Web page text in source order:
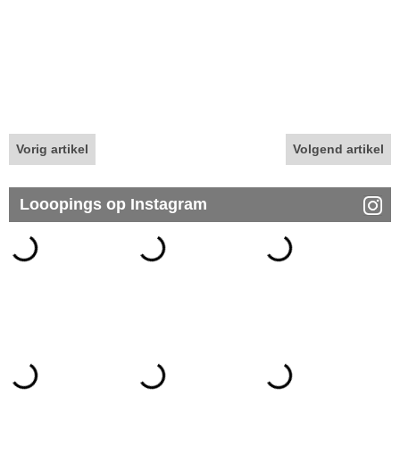
Vorig artikel Volgend artikel
Looopings op Instagram